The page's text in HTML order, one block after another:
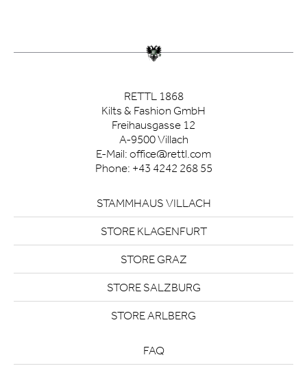
RETTL 1868
Kilts & Fashion GmbH
Freihausgasse 12
A-9500 Villach
E-Mail: office@rettl.com
Phone: +43 4242 268 55
STAMMHAUS VILLACH
STORE KLAGENFURT
STORE GRAZ
STORE SALZBURG
STORE ARLBERG
FAQ